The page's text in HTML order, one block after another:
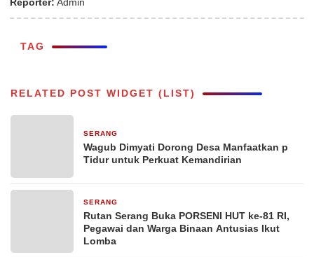
TAG
RELATED POST WIDGET (LIST)
SERANG
Wagub Dimyati Dorong Desa Manfaatkan p
Tidur untuk Perkuat Kemandirian
SERANG
Rutan Serang Buka PORSENI HUT ke-81 RI,
Pegawai dan Warga Binaan Antusias Ikut
Lomba